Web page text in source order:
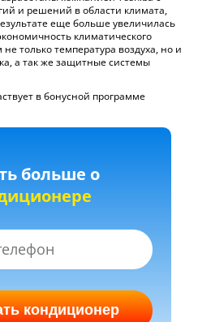
и решений в области климата,
еще больше увеличилась
климатического
только температура воздуха, но и
а так же защитные системы
в бонусной программе
больше о
кондиционер